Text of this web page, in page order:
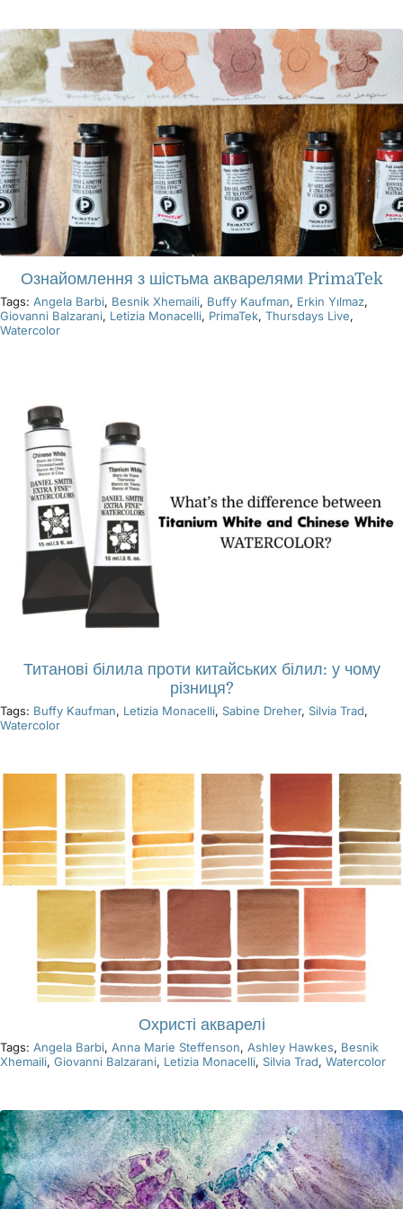
Продукти
Події
Блог
Ресурси
Знайти роздрібного продавця
Підписатися
Ознайомлення з шістьма акварелями PrimaTek
Tags: Angela Barbi, Besnik Xhemaili, Buffy Kaufman, Erkin Yılmaz,
Giovanni Balzarani, Letizia Monacelli, PrimaTek, Thursdays Live,
Watercolor
Титанові білила проти китайських білил: у чому
різниця?
Tags: Buffy Kaufman, Letizia Monacelli, Sabine Dreher, Silvia Trad,
Watercolor
Охристі акварелі
Tags: Angela Barbi, Anna Marie Steffenson, Ashley Hawkes, Besnik
Xhemaili, Giovanni Balzarani, Letizia Monacelli, Silvia Trad, Watercolor